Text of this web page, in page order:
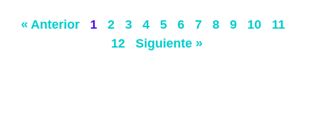
« Anterior 1 2 3 4 5 6 7 8 9 10
11
12
Siguiente »